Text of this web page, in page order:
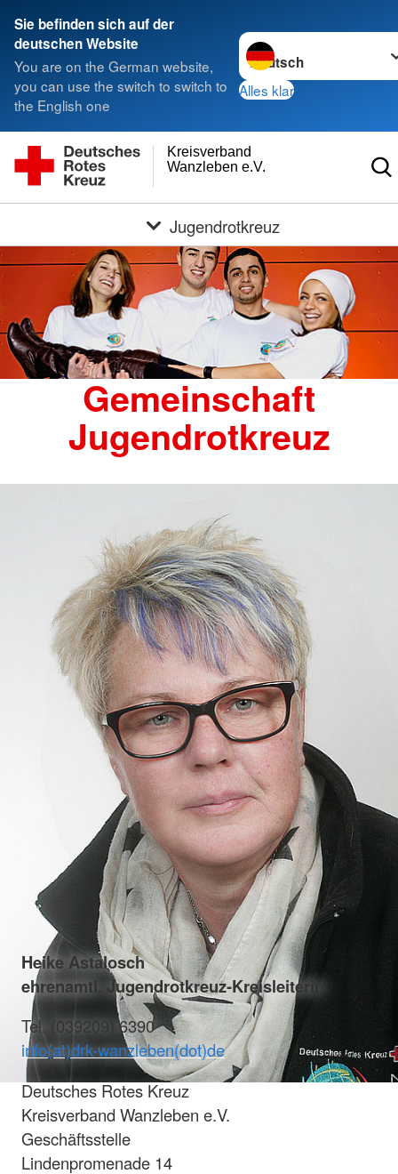
Sie befinden sich auf der
deutschen Website
You are on the German website,
you can use the switch to switch to
the English one
Sprache wechseln zu
Alles klar
Wanzleben e.V.
Kreisverband
Jugendrotkreuz
Gemeinschaft
Jugendrotkreuz
Heike Astalosch
ehrenamtl. Jugendrotkreuz-Kreisleiterin
Tel. (039209) 6390
info(at)drk-wanzleben(dot)de
Deutsches Rotes Kreuz
Kreisverband Wanzleben e.V.
Geschäftsstelle
Lindenpromenade 14